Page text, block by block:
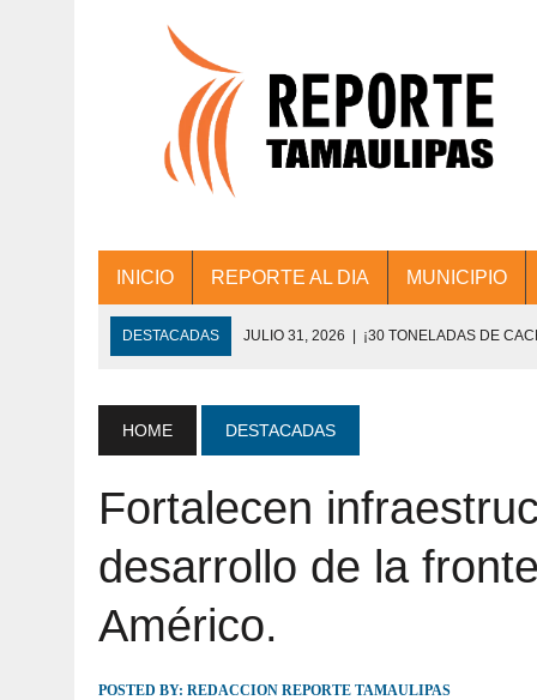
INICIO REPORTE AL DIA MUNICIPIO
DESTACADAS JULIO 31, 2026 | ¡30 TONELADAS DE
JULIO 30, 2026 | 💧🚰 ¡AGUA PARA LA COMUNIDAD!
JULIO 30, 2026 ¡TRABAJO EN EQUIPO Y RESULTADOS!
JULIO 30, 2026 | TAMAULIPAS TE INVITA A DESCUBRIR EL
HOME DESTACADAS
Fortalecen
desarrollo de la
Américo.
POSTED BY: REDACCION REPORTE TAMAULIPAS